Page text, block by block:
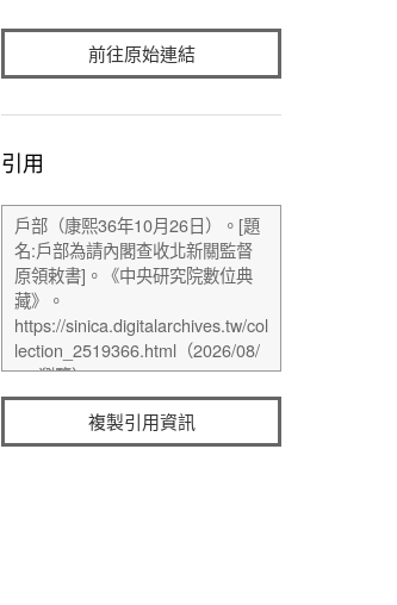
前往原始連結
引用
複製引用資訊